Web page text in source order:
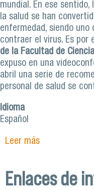
mundial. En ese
la salud se han
enfermedad, siendo uno
contraer el virus. Es por
de la Facultad de
expuso en una
abril una serie de
personal de salud se
Idioma
Español
Leer mássobre Experta
Enlaces de